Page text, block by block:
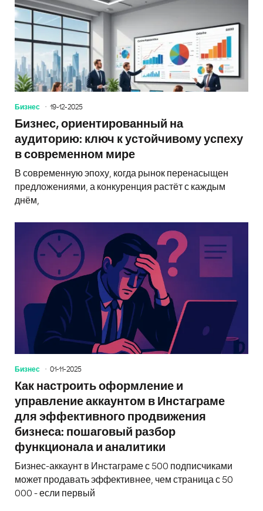
Бизнес 19-12-2025
Бизнес, ориентированный на
аудиторию: ключ к устойчивому успеху
в современном мире
В современную эпоху, когда рынок перенасыщен
предложениями, а конкуренция растёт с каждым
днём,
Бизнес 01-11-2025
Как настроить оформление и
управление аккаунтом в Инстаграме
для эффективного продвижения
бизнеса: пошаговый разбор
функционала и аналитики
Бизнес-аккаунт в Инстаграме с 500 подписчиками
может продавать эффективнее, чем страница с 50
000 - если первый